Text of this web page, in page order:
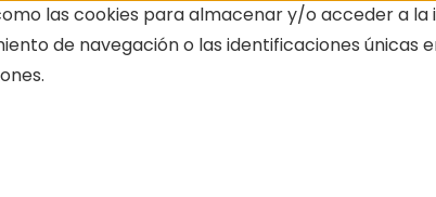
las cookies para almacenar y/o acceder a
de navegación o las identificaciones únicas